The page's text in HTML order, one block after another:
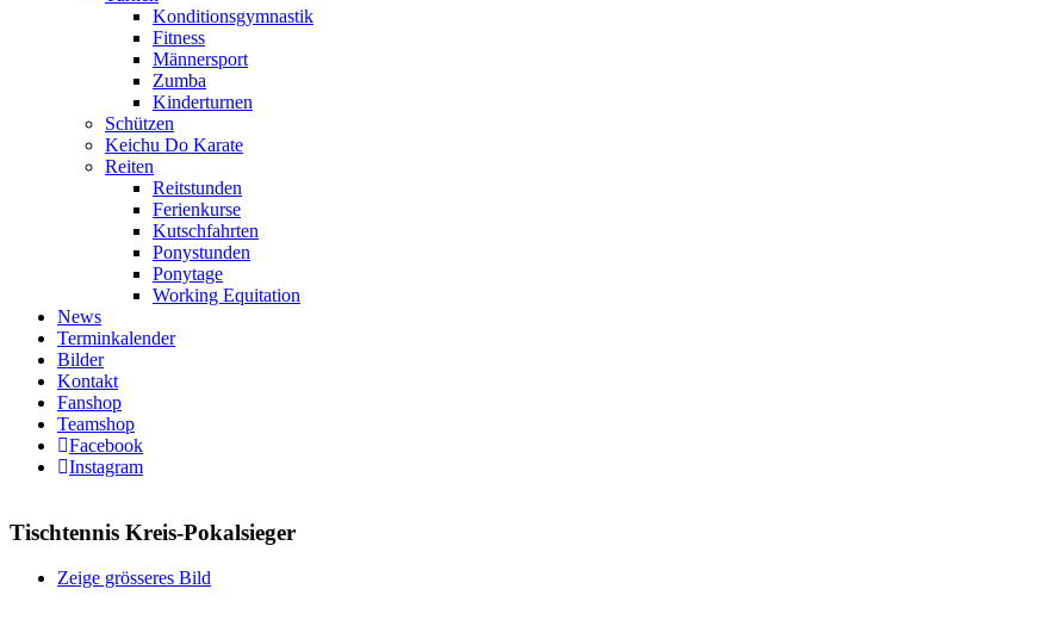
Konditionsgymnastik
Fitness
Männersport
Zumba
Kinderturnen
Schützen
Keichu Do Karate
Reiten
Reitstunden
Ferienkurse
Kutschfahrten
Ponystunden
Ponytage
Working Equitation
News
Terminkalender
Bilder
Kontakt
Fanshop
Teamshop
Facebook
Instagram
Tischtennis Kreis-Pokalsieger
Zeige grösseres Bild